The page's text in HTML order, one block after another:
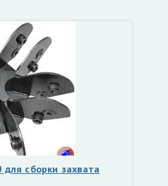
сборки захвата